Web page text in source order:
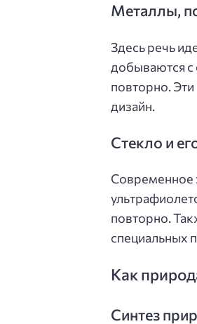
Металлы,
Здесь речь
добываются с
повторно.
дизайн.
Стекло и
Современное
повторно.
специальных
Как
Синтез